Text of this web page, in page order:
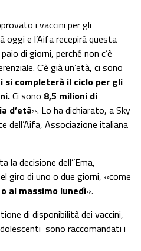
i vaccini per gli
oggi e l’Aifa recepirà questa
di giorni, perché non c’è
C’è già un’età, ci sono
si completerà il ciclo per gli
Ci sono 8,5 milioni di
d’età». Lo ha dichiarato, a Sky
dell’Aifa, Associazione italiana
la decisione dell’’Ema,
giro di uno o due giorni, «come
al massimo lunedì».
di disponibilità dei vaccini,
sono raccomandati i